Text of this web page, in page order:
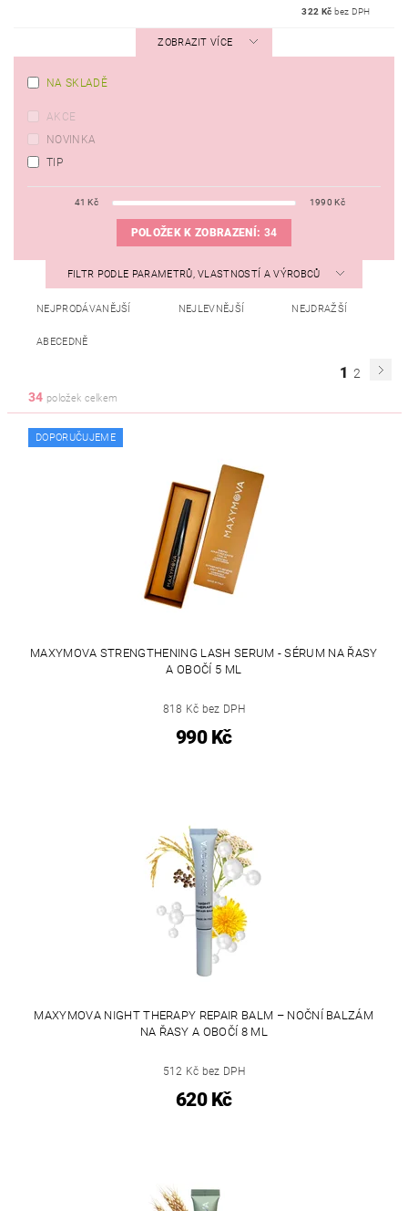
322 Kč bez DPH
ZOBRAZIT VÍCE
NA SKLADĚ
AKCE
NOVINKA
TIP
41 Kč 1990 Kč
POLOŽEK K ZOBRAZENÍ: 34
FILTR PODLE PARAMETRŮ, VLASTNOSTÍ A VÝROBCŮ
NEJPRODÁVANĚJŠÍ NEJLEVNĚJŠÍ NEJDRAŽŠÍ
ABECEDNĚ
1 2
34 položek celkem
DOPORUČUJEME
MAXYMOVA STRENGTHENING LASH SERUM - SÉRUM NA ŘASY
A OBOČÍ 5 ML
818 Kč bez DPH
990 Kč
MAXYMOVA NIGHT THERAPY REPAIR BALM – NOČNÍ BALZÁM
NA ŘASY A OBOČÍ 8 ML
512 Kč bez DPH
620 Kč